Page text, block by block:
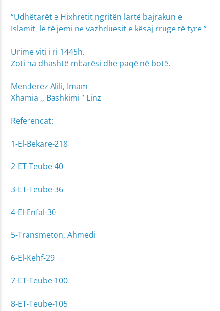
“Udhëtarët e Hixhretit ngritën lartë bajrakun e
Islamit, le të jemi ne vazhduesit e kësaj rruge të tyre.”
Urime viti i ri 1445h.
Zoti na dhashtë mbarësi dhe paqë në botë.
Menderez Alili, Imam
Xhamia ,, Bashkimi ” Linz
Referencat:
1-El-Bekare-218
2-ET-Teube-40
3-ET-Teube-36
4-El-Enfal-30
5-Transmeton, Ahmedi
6-El-Kehf-29
7-ET-Teube-100
8-ET-Teube-105